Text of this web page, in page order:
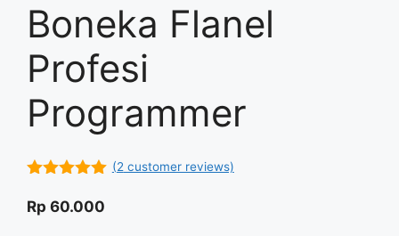
Boneka Flanel
Profesi
Programmer
5
(2customer reviews)
Rp 60.000